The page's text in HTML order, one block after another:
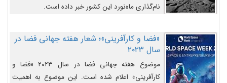
نام‌گذاری ماه‌نورد این کشور خبر داده است.
«فضا و کارآفرینی»؛ شعار هفته جهانی فضا در
سال ۲۰۲۳
موضوع هفته جهانی فضا در سال ۲۰۲۳ «فضا و
کارآفرینی» اعلام شده است. این موضوع به اهمیت